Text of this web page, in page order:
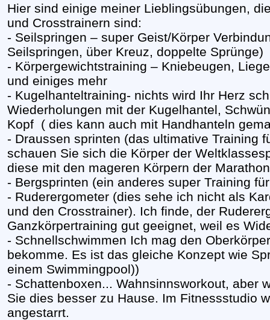
Hier sind einige meiner Lieblingsübungen,
und Crosstrainern sind:
- Seilspringen – super Geist/Körper
Seilspringen, über Kreuz, doppelte Sprünge)
- Körpergewichtstraining – Kniebeugen,
und einiges mehr
- Kugelhanteltraining- nichts wird Ihr Herz
Wiederholungen mit der Kugelhantel,
Kopf ( dies kann auch mit Handhanteln
- Draussen sprinten (das ultimative Training
schauen Sie sich die Körper der
diese mit den mageren Körpern der
- Bergsprinten (ein anderes super Training
- Ruderergometer (dies sehe ich nicht als
und den Crosstrainer). Ich finde, der
Ganzkörpertraining gut geeignet, weil es
- Schnellschwimmen Ich mag den
bekomme. Es ist das gleiche Konzept wie
einem Swimmingpool))
- Schattenboxen... Wahnsinnsworkout, aber
Sie dies besser zu Hause. Im Fitnessstudio
angestarrt.